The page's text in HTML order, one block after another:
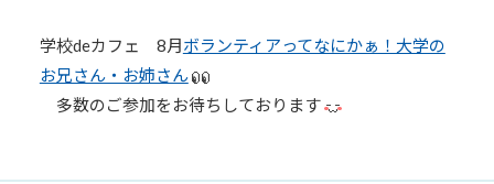
学校deカフェ 8月ボランティアってなにかぁ！大学の
お兄さん・お姉さん
多数のご参加をお待ちしております